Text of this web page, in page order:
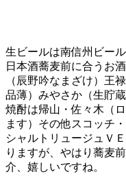
生ビールは南信州ビール
日本酒蕎麦前に合うお
（辰野吟なまざけ）王
品薄）みやさか（生貯蔵
焼酎は帰山・佐々木（
ます）その他スコッチ
シャルトリュージュＶ
りますが、やはり蕎麦
介、嬉しいですね。